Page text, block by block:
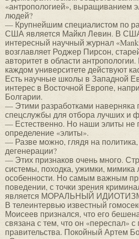
«антропологией», выращиванием
людей?
— Крупнейшим специалистом по
США является Майкл Левин. В
интересный научный журнал
возглавляет Роджер Пирсон,
авторитет в области
каждом университете действуют
Есть научные школы в Западной
интерес в Восточной Европе,
Болгарии.
— Этими разработками наверняка
спецслужбы для отбора лучших и
— Естественно. Но наши элиты не
определение «элиты».
— Разве можно, глядя на политика,
дегенерации?
— Этих признаков очень много.
системы, походка, ужимки, мимика
особенности. Но самым важным
поведении, с точки зрения
является МОРАЛЬНЫЙ
В телеинтервью известный
Моисеев признался, что его
связана с тем, что он «переспал»
правительства. Покойный Артем